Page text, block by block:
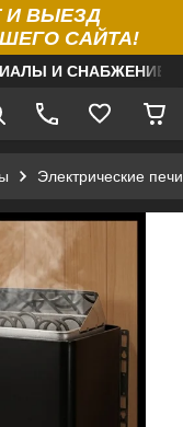
И ВЫЕЗД
САЙТА!
И
Электрические